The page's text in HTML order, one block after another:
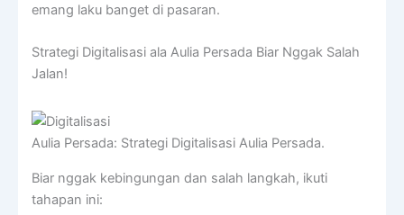
emang laku banget di pasaran.
Strategi Digitalisasi ala Aulia Persada Biar Nggak Salah
Jalan!
Aulia Persada: Strategi Digitalisasi Aulia Persada.
Biar nggak kebingungan dan salah langkah, ikuti
tahapan ini: